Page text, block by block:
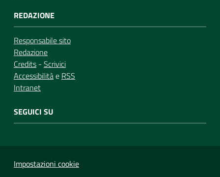
REDAZIONE
Responsabile sito
Redazione
Credits - Scrivici
Accessibilitàe RSS
Intranet
SEGUICI SU
Impostazioni cookie